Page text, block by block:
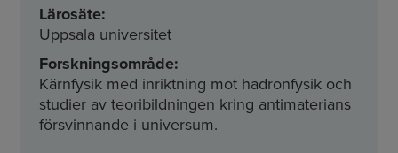
Lärosäte:
Uppsala universitet
Forskningsområde:
Kärnfysik med inriktning mot hadronfysik och
studier av teoribildningen kring antimaterians
försvinnande i universum.